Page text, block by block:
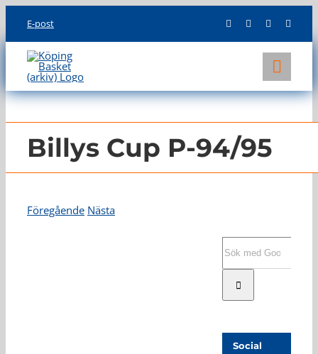
content
E-post
KLUBBEN
LAG
INFO
Billys Cup P-94/95
Föregående Nästa
Social